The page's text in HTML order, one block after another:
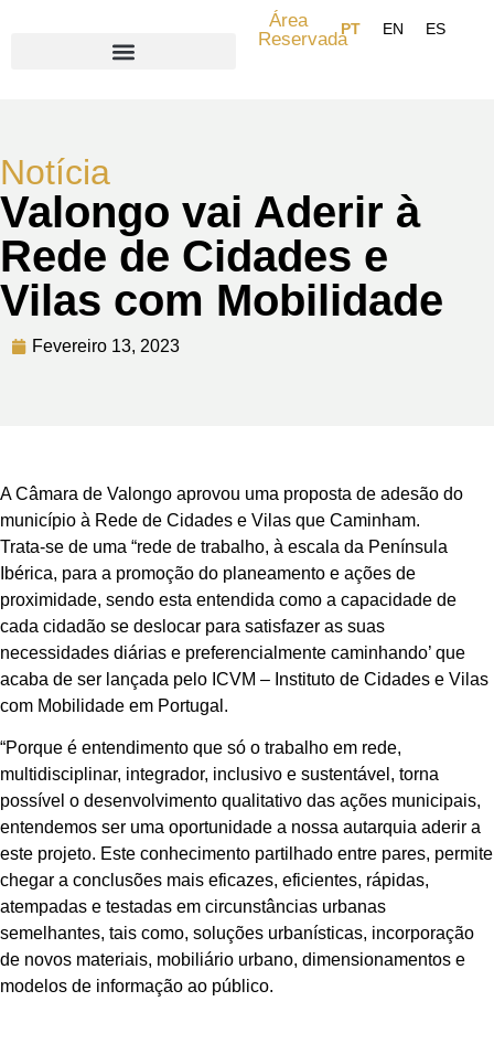
Área
Reservada
Notícia
Valongo vai Aderir à
Rede de Cidades e
Vilas com Mobilidade
Fevereiro 13, 2023
A Câmara de Valongo aprovou uma proposta de adesão do
município à Rede de Cidades e Vilas que Caminham.
Trata-se de uma “rede de trabalho, à escala da Península
Ibérica, para a promoção do planeamento e ações de
proximidade, sendo esta entendida como a capacidade de
cada cidadão se deslocar para satisfazer as suas
necessidades diárias e preferencialmente caminhando’ que
acaba de ser lançada pelo ICVM – Instituto de Cidades e Vilas
com Mobilidade em Portugal.
“Porque é entendimento que só o trabalho em rede,
multidisciplinar, integrador, inclusivo e sustentável, torna
possível o desenvolvimento qualitativo das ações municipais,
entendemos ser uma oportunidade a nossa autarquia aderir a
este projeto. Este conhecimento partilhado entre pares, permite
chegar a conclusões mais eficazes, eficientes, rápidas,
atempadas e testadas em circunstâncias urbanas
semelhantes, tais como, soluções urbanísticas, incorporação
de novos materiais, mobiliário urbano, dimensionamentos e
modelos de informação ao público.